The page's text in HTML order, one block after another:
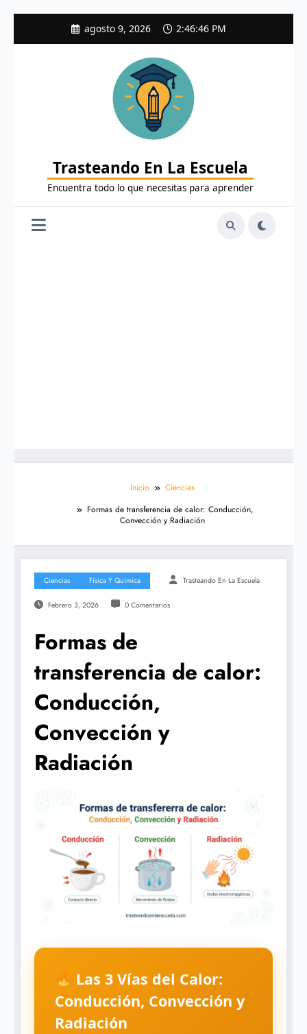
agosto 9, 2026 2:46:47 PM
Trasteando En La Escuela
Encuentra todo lo que necesitas para aprender
Inicio
Ciencias
Formas de transferencia de calor: Conducción,
Convección y Radiación
Ciencias Física Y Química Trasteando En La Escuela
Febrero 3, 2026 0 Comentarios
Formas de
transferencia de calor:
Conducción,
Convección y
Radiación
Las 3 Vías del Calor:
Conducción, Convección y
Radiación